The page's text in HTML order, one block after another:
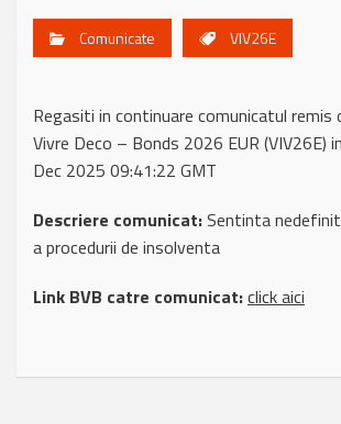
Comunicate VIV26E
Regasiti in continuare comunicatul remis
Vivre Deco – Bonds 2026 EUR (VIV26E)
Dec 2025 09:41:22 GMT
Descriere comunicat:Sentinta
a procedurii de insolventa
Link BVB catre comunicat:click aici